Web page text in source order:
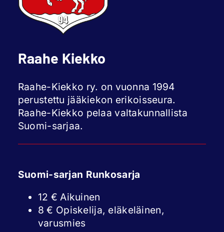
Raahe Kiekko
Raahe-Kiekko ry. on vuonna 1994
perustettu jääkiekon erikoisseura.
Raahe-Kiekko pelaa valtakunnallista
Suomi-sarjaa.
Suomi-sarjan Runkosarja
12 € Aikuinen
8 € Opiskelija, eläkeläinen,
varusmies